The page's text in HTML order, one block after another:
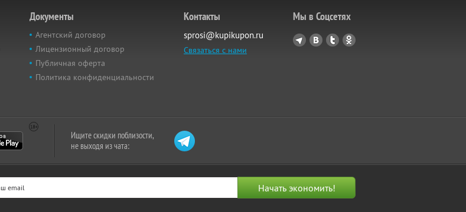
Документы
Агентский договор
Лицензионный договор
Публичная оферта
Политика конфиденциальности
Контакты
sprosi@kupikupon.ru
Связаться с нами
Мы в Соцсетях
Ищите скидки поблизости,
не выходя из чата: